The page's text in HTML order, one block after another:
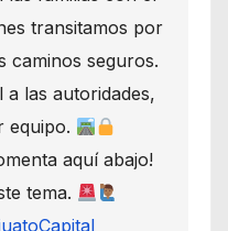
transitamos por
caminos seguros.
las autoridades,
equipo.
aquí abajo!
tema.